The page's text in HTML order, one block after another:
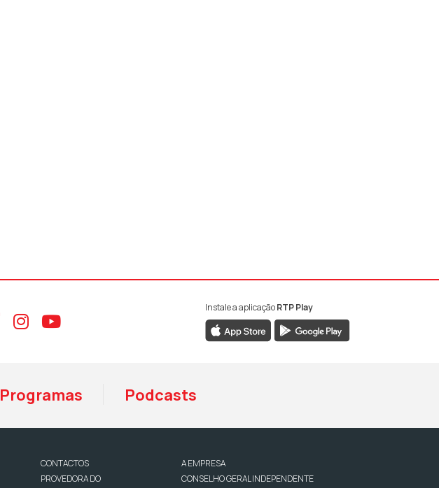
Aceder ao Facebook da RTP Antena 1
Aceder ao Instagram da RTP Antena 1
Aceder ao YouTube da RTP Antena 1
Instale a aplicaçãoRTP Play
Programas Podcasts
CONTACTOS
PROVEDORA DO
A EMPRESA
CONSELHO GERAL INDEPENDENTE